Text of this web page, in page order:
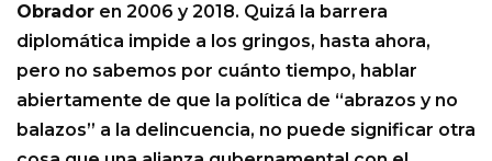
Obrador en 2006 y 2018. Quizá la barrera
diplomática impide a los gringos, hasta ahora,
pero no sabemos por cuánto tiempo, hablar
abiertamente de que la política de “abrazos y no
balazos” a la delincuencia, no puede significar otra